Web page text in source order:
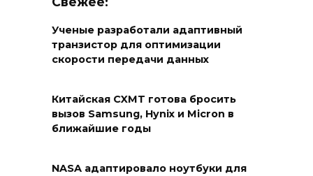
Ученые разработали адаптивный
транзистор для оптимизации
скорости передачи данных
Китайская CXMT готова бросить
вызов Samsung, Hynix и Micron в
ближайшие годы
NASA адаптировало ноутбуки для